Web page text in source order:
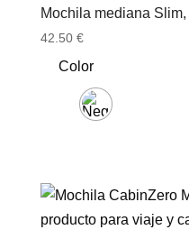
Mochila mediana
42.50 €
Color